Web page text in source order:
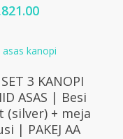
Add To Cart
SET 3 KANOPI
ASAS | Besi
(silver) + meja
| PAKEJ AA